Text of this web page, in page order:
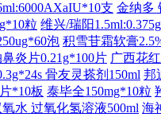
支 金纳多
粒 维兴/瑞阳
泡 积雪苷霜软膏
炎片0.21g*100片 广西花
骨友灵搽剂150ml 邦
*10板 泰毕全150mg*10粒
水 过氧化氢溶液500ml 海